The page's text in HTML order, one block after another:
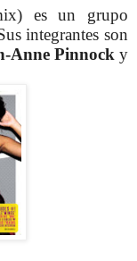
es un grupo
integrantes son
Anne Pinnock y